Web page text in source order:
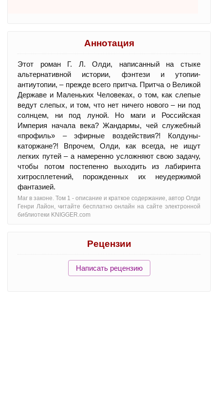
Аннотация
Этот роман Г. Л. Олди, написанный на стыке
альтернативной истории, фэнтези и утопии-
антиутопии, – прежде всего притча. Притча о Великой
Державе и Маленьких Человеках, о том, как слепые
ведут слепых, и том, что нет ничего нового – ни под
солнцем, ни под луной. Но маги и Российская
Империя начала века? Жандармы, чей служебный
«профиль» – эфирные воздействия?! Колдуны-
каторжане?! Впрочем, Олди, как всегда, не ищут
легких путей – а намеренно усложняют свою задачу,
чтобы потом постепенно выходить из лабиринта
хитросплетений, порожденных их неудержимой
фантазией.
Маг в законе. Том 1 - oписание и краткое содержание, автор Олди
Генри Лайон, читайте бесплатно онлайн на сайте электронной
библиотеки KNIGGER.com
Рецензии
Написать рецензию